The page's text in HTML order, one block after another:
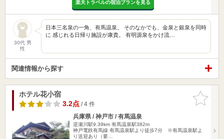
楽天トラベルの宿泊プランを見る
30代 男
性
日本三名泉の一角、有馬温泉。 そのなかでも、金泉と銀泉を同時
に 感じれる日帰り施設が康貴。 有明源泉をかけ流…
関連情報から探す
お気に入
りに追加
ホテル花小宿
3.2点/ 4 件
兵庫県 / 神戸市 / 有馬温泉
逆瀬川駅9.39km 有馬温泉駅382m
神戸電鉄有馬線 有馬温泉駅より徒歩7分 ※有馬温泉駅よ
り送迎あり（要…